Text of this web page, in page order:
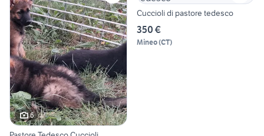
6
Cuccioli di pastore tedesco
350 €
Mineo(CT)